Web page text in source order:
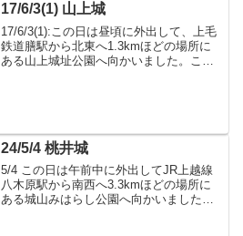
17/6/3(1) 山上城
17/6/3(1):この日は昼頃に外出して、上毛
鉄道膳駅から北東へ1.3kmほどの場所に
ある山上城址公園へ向かいました。ここ
24/5/4 桃井城
5/4 この日は午前中に外出してJR上越線
八木原駅から南西へ3.3kmほどの場所に
ある城山みはらし公園へ向かいました。